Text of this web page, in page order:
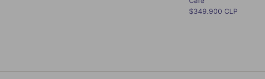
Precio normal
$349.900 CLP